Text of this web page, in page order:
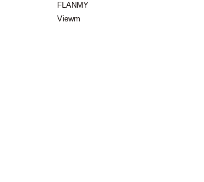
FLANMY
Viewm